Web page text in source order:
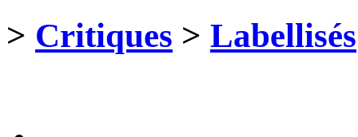
> Critiques > Labellisés